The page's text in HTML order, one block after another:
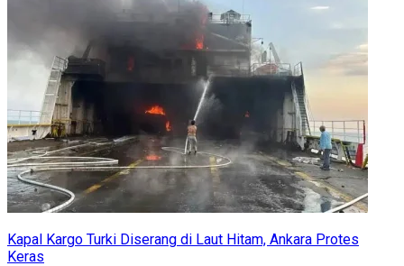
Kapal Kargo Turki Diserang di Laut Hitam, Ankara Protes
Keras